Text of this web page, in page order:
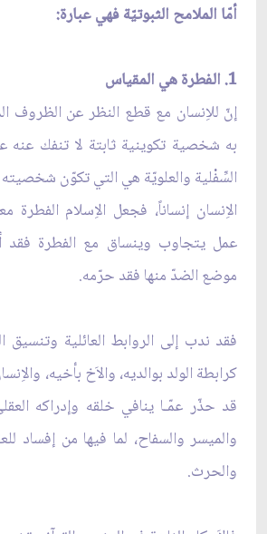
أمّا الملامح الثبوتيّة فهي عبارة:
1. الفطرة هي المقياس
إنّ للاِنسان مع قطع النظر عن الظروف
به شخصية تكوينية ثابتة لا تنفك عنه
السِّفْلية والعلويّة هي التي تكوّن شخصيته
الاِنسان إنساناً، فجعل الاِسلام الفطرة
عمل يتجاوب وينساق مع الفطرة فقد
موضع الضدّ منها فقد حرّمه.
فقد ندب إلى الروابط العائلية وتنسيق
كرابطة الولد بوالديه، والاَخ بأخيه،
قد حذّر عمّـا ينافي خلقه وإدراكه
والميسر والسفاح، لما فيها من إفساد
والحرث.